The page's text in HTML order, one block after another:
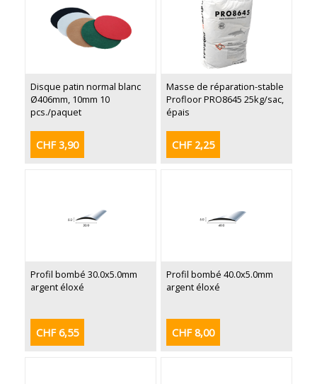
Disque patin normal blanc
Ø406mm, 10mm 10
pcs./paquet
CHF 3,90
Masse de réparation-stable
Profloor PRO8645 25kg/sac,
épais
CHF 2,25
Profil bombé 30.0x5.0mm
argent éloxé
CHF 6,55
Profil bombé 40.0x5.0mm
argent éloxé
CHF 8,00